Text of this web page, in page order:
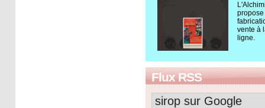
vente à
ligne.
Flux RSS
sirop sur Google